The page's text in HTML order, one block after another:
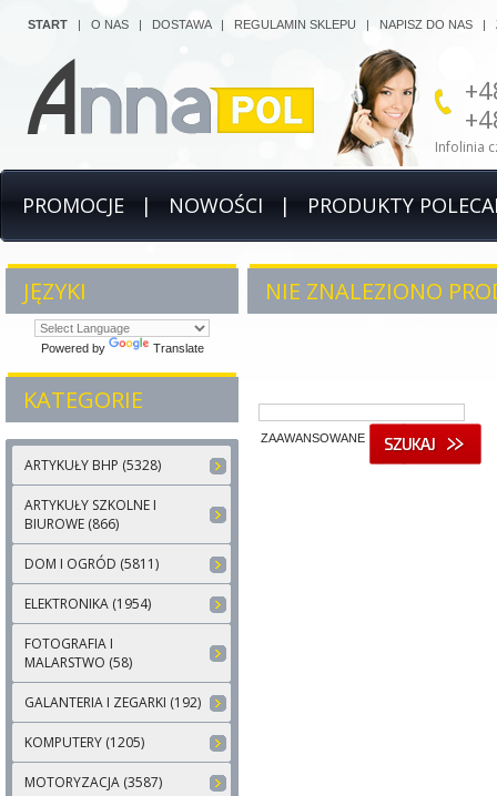
Infolinia
START | O NAS | DOSTAWA| REGULAMIN SKLEPU | NAPISZ DO NAS |
PROMOCJE | NOWOŚCI | PRODUKTY
JĘZYKI
Powered by Translate
KATEGORIE
ARTYKUŁY BHP (5328)
ARTYKUŁY SZKOLNE I
BIUROWE (866)
DOM I OGRÓD (5811)
ELEKTRONIKA (1954)
FOTOGRAFIA I
MALARSTWO (58)
GALANTERIA I ZEGARKI (192)
KOMPUTERY (1205)
MOTORYZACJA (3587)
NIE ZNALEZIONO
ZAAWANSOWANE